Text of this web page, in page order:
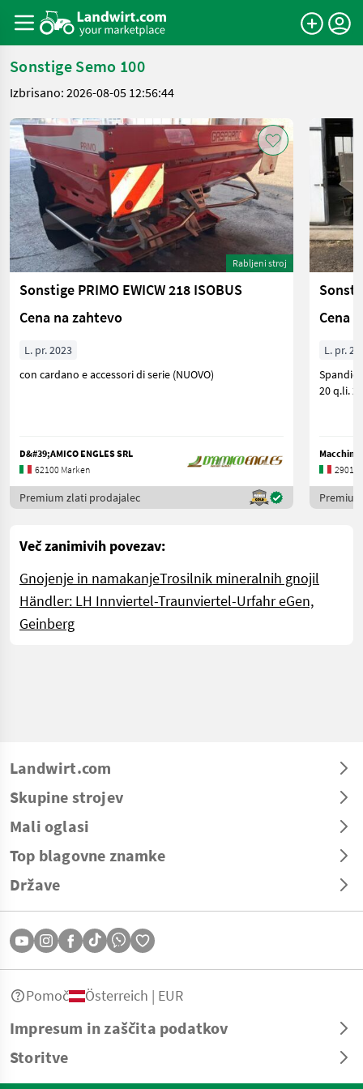
Sonstige Semo 100
Izbrisano: 2026-08-05 12:56:44
Rabljeni stroj
Sonstige PRIMO EWICW 218 ISOBUS
Cena na zahtevo
L. pr. 2023
con cardano e accessori di serie (NUOVO)
D&#39;AMICO ENGLES SRL
62100 Marken
Premium zlati prodajalec
Cena
L. pr.
20
Macchine
29013
Več zanimivih povezav:
Gnojenje in namakanjeTrosilnik mineralnih gnojil
Händler: LH Innviertel-Traunviertel-Urfahr eGen,
Geinberg
Landwirt.com
Skupine strojev
Mali oglasi
Top blagovne znamke
Države
Impresum in zaščita podatkov
Storitve
Pomoč Österreich | EUR